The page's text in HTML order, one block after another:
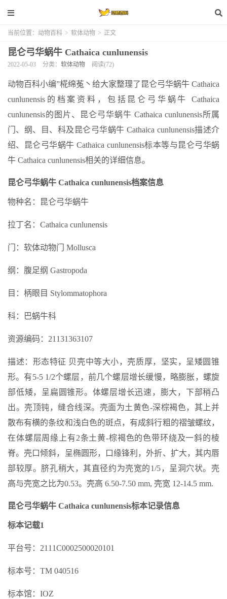
当前位置： 动物百科 > 软体动物 > 正文
昆仑弓华蜗牛 Cathaica cunlunensis
2022-05-03 分类： 软体动物 阅读(72)
动物百科小编”椛绵菟丶给大家整理了昆仑弓华蜗牛 Cathaica
cunlunensis的档案资料，包括昆仑弓华蜗牛 Cathaica
cunlunensis的图片、昆仑弓华蜗牛 Cathaica cunlunensis所属
门、纲、目、科及昆仑弓华蜗牛 Cathaica cunlunensis描述介
绍、昆仑弓华蜗牛 Cathaica cunlunensis标本等与昆仑弓华蜗
牛 Cathaica cunlunensis相关的详细信息。
昆仑弓华蜗牛 Cathaica cunlunensis档案信息
物种名：昆仑弓华蜗牛
拉丁名：Cathaica cunlunensis
门：软体动物门 Mollusca
纲：腹足纲 Gastropoda
目：柄眼目 Stylommatophora
科：巴蜗牛科
资源编码：21131363107
描述：形态特征 贝壳中等大小，壳质厚，坚实，呈矮圆锥
形。有5-5 1/2个螺层，前几个螺层增长缓慢，略膨胀，螺旋
部低矮，呈扁圆锥形。体螺层增长迅速，膨大，下部稍凸
出。壳顶钝，缝合线深。壳面为土黄色-深棕褐色，其上并
散布有横的条纹和浅白色的斑点，有成斜行粗的褶皱螺纹，
在体螺层周缘上有2条土黄-棕褐色的色带环绕及一斜的棱
脊。壳口倾斜，呈椭圆形，口缘锋利，外折、扩大，其内唇
部较厚。脐孔稍大，其直径约为壳宽的1/5，呈洞穴状。壳
高与壳宽之比为0.53。壳高 6.50-7.50 mm, 壳宽 12-14.5 mm.
昆仑弓华蜗牛 Cathaica cunlunensis标本记录信息
标本记载1
平台号：2111C0002500020101
标本号：TM 040516
标本馆：IOZ